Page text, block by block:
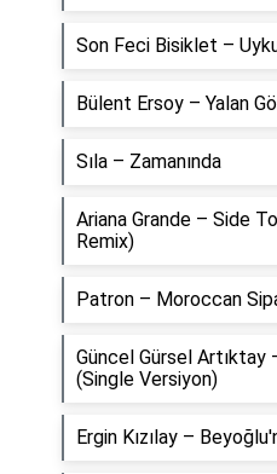
Son Feci Bisiklet –
Bülent Ersoy – Yalan
Sıla – Zamanında
Ariana Grande – Side
Remix)
Patron – Moroccan
Güncel Gürsel Artıktay
(Single Versiyon)
Ergin Kızılay –